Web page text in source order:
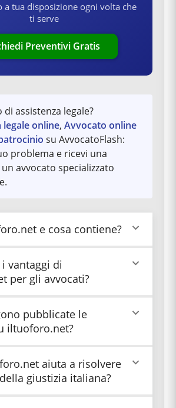
a tua disposizione ogni volta che
ti serve
Preventivi Gratis
di assistenza legale?
legale online, Avvocato online
su AvvocatoFlash:
problema e ricevi una
avvocato specializzato
e cosa contiene?
prima banca dati italiana
di merito creata da
le sentenze integrali
vantaggi di
per gli avvocati?
conoscere l'orientamento
che decideranno le loro
loro di affrontare le
pubblicate le
iltuoforo.net?
l'unica entità autorizzata
Presidenti dei Tribunali a
online. Questo dettaglio
aiuta a risolvere
giustizia italiana?